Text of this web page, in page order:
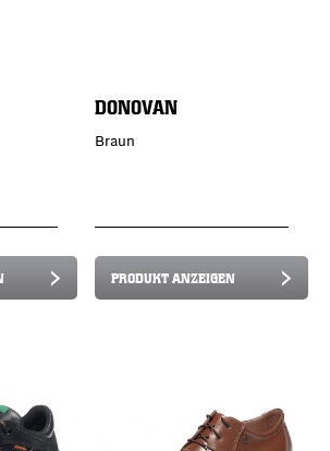
DONOVAN
Braun
PRODUKT ANZEIGEN